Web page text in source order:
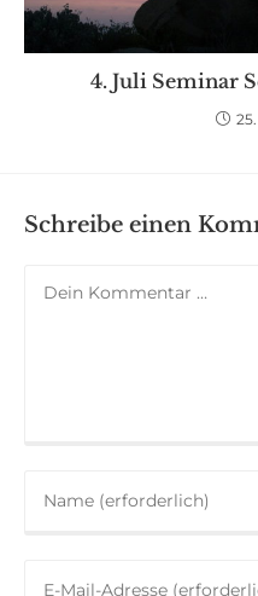
4. Juli Seminar
Schreibe einen